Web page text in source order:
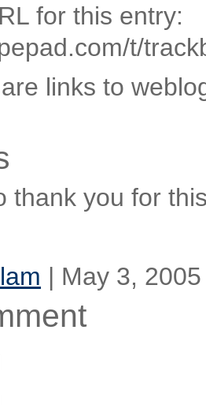
for this entry:
t/
links to
thank you for
| May 3,